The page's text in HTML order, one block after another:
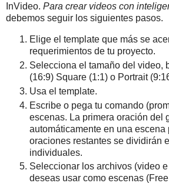
InVideo. Para crear videos con
debemos seguir los siguientes pasos.
Elige el template que más se
requerimientos de tu proyecto.
Selecciona el tamaño del video,
(16:9) Square (1:1) o Portrait
Usa el template.
Escribe o pega tu comando
escenas. La primera oración del
automáticamente en una escena
oraciones restantes se dividirán
individuales.
Seleccionar los archivos (video
deseas usar como escenas